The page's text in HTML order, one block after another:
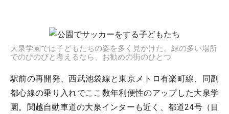
大泉学園では子どもたちの姿を多く見かけた。緑の多い場所
でのびのびと考えるなら、お勧めの街のひとつ
駅前の再開発、西武池袋線と東京メトロ有楽町線、同副
都心線の乗り入れでここ数年利便性のアップした大泉学
園。関越自動車道の大泉インターも近く、都道24号（目